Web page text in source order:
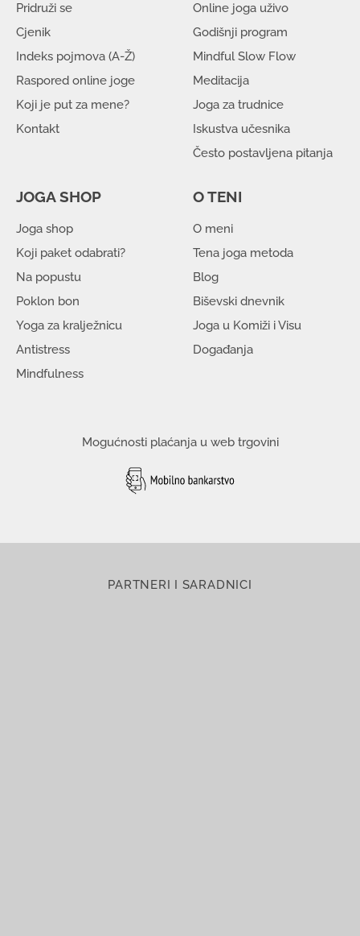
Pridruži se
Cjenik
Indeks pojmova (A-Ž)
Raspored online joge
Koji je put za mene?
Kontakt
Online joga uživo
Godišnji program
Mindful Slow Flow
Meditacija
Joga za trudnice
Iskustva učesnika
Često postavljena pitanja
JOGA SHOP
Joga shop
Koji paket odabrati?
Na popustu
Poklon bon
Yoga za kralježnicu
Antistress
Mindfulness
O TENI
O meni
Tena joga metoda
Blog
Biševski dnevnik
Joga u Komiži i Visu
Događanja
Mogućnosti plaćanja u web trgovini
PARTNERI I SARADNICI